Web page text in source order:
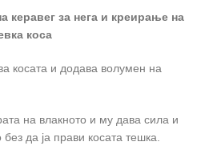
керавег за нега и креирање на
коса
косата и додава волумен на
на влакното и му дава сила и
да ја прави косата тешка.